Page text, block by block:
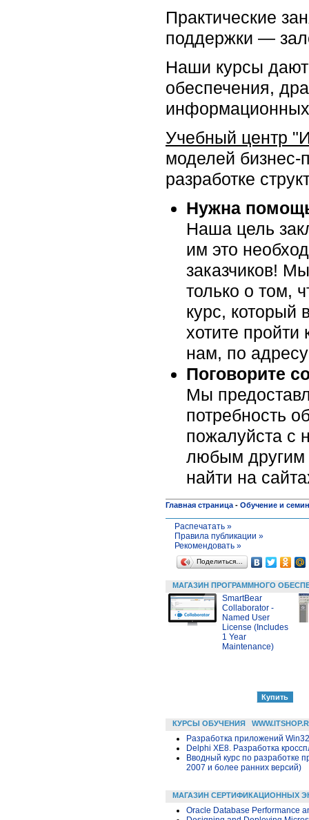
Практические
поддержки —
Наши курсы дают
обеспечения,
Учебный центр
моделей
разработке
Нужна
Наша цель
им это
заказчиков!
только о том,
курс, который
хотите
нам, по
Поговорите
Мы
потребность
пожалуйста c
любым другим
найти на
Главная страница - Обучение и
Распечатать »
Правила публикации »
Рекомендовать »
Поделиться…
МАГАЗИН ПРОГРАММНОГО
SmartBear
Collaborator -
Named User
License (Includes
1 Year
Maintenance)
КУРСЫ ОБУЧЕНИЯ
Разработка приложений
Delphi XE8. Разработка
Вводный курс по разработке
2007 и более ранних версий)
МАГАЗИН СЕРТИФИКАЦИОННЫХ
Oracle Database Performance